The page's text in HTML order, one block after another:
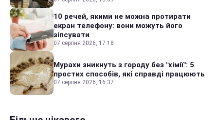
10 речей, якими не можна протирати
екран телефону: вони можуть його
зіпсувати
07 серпня 2026, 17:18
Мурахи зникнуть з городу без "хімії": 5
простих способів, які справді працюють
07 серпня 2026, 16:37